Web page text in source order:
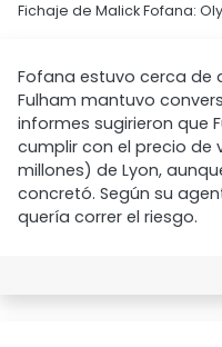
Fichaje de Malick Fofana:
Fofana estuvo cerca de
Fulham mantuvo
informes sugirieron que
cumplir con el precio de
millones) de Lyon,
concretó. Según su
quería correr el riesgo.